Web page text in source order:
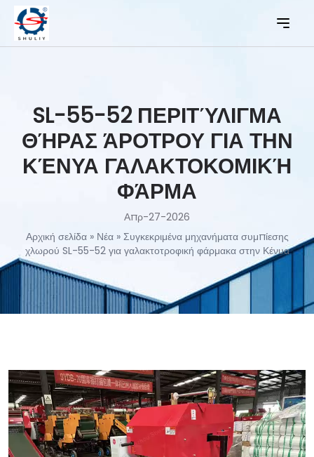
SL-55-52 ΠΕΡΙΤΎΛΙΓΜΑ
ΘΉΡΑΣ ΆΡΟΤΡΟΥ ΓΙΑ ΤΗΝ
ΚΈΝΥΑ ΓΑΛΑΚΤΟΚΟΜΙΚΉ
ΦΆΡΜΑ
Απρ-27-2026
Αρχική σελίδα» Νέα» Συγκεκριμένα μηχανήματα συμπίεσης
χλωρού SL-55-52 για γαλακτοτροφική φάρμακα στην Κένυα